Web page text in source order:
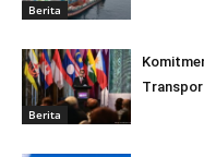
Berita
Berita